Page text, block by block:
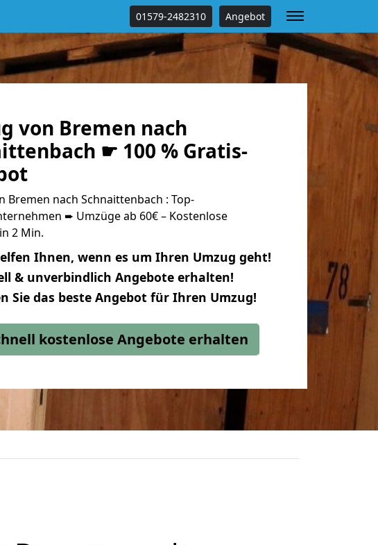
01579-2482310 Angebot
von Bremen nach
☛ 100 % Gratis-
Bremen nach Schnaittenbach : Top-
➨ Umzüge ab 60€ – Kostenlose
2 Min.
Ihnen, wenn es um Ihren Umzug geht!
& unverbindlich Angebote erhalten!
Sie das beste Angebot für Ihren Umzug!
kostenlose Angebote erhalten